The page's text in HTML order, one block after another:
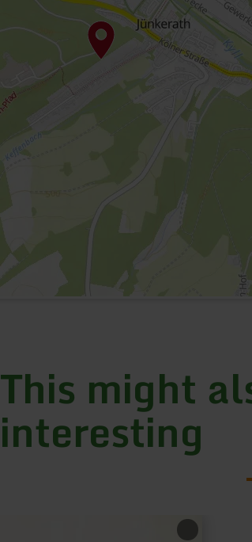
This might
interesting